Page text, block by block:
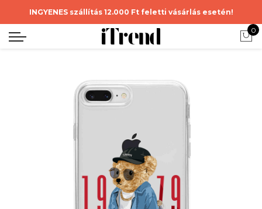
INGYENES szállítás 12.000 Ft feletti vásárlás esetén!
0